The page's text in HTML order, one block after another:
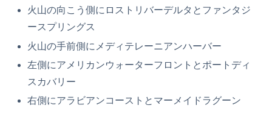
火山の向こう側にロストリバーデルタとファンタジ
ースプリングス
火山の手前側にメディテレーニアンハーバー
左側にアメリカンウォーターフロントとポートディ
スカバリー
右側にアラビアンコーストとマーメイドラグーン